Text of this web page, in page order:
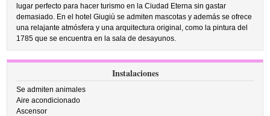
lugar perfecto para hacer turismo en la Ciudad Eterna sin gastar
demasiado. En el hotel Giugiù se admiten mascotas y además se ofrece
una relajante atmósfera y una arquitectura original, como la pintura del
1785 que se encuentra en la sala de desayunos.
Instalaciones
Se admiten animales
Aire acondicionado
Ascensor